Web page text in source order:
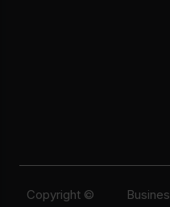
Copyright ©